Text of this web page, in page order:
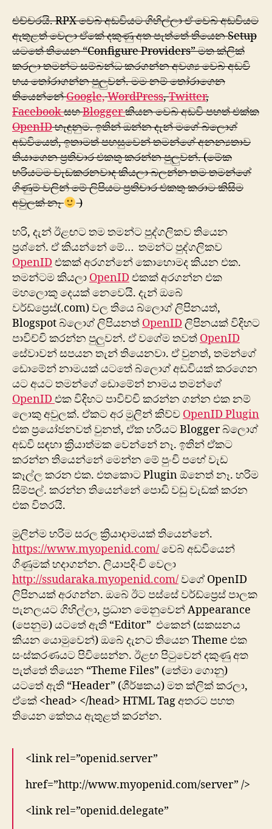
එච්චරයි. RPX වෙබ් අඩවියට ගිහිල්ලා ඒ වෙබ් අඩවියට
ඇතුළත් වෙලා ඒකේ දකුණු අත පැත්තේ තියෙන Setup
යටතේ තියෙන “Configure Providers” මත ක්ලික්
කරලා තමන්ට සම්බන්ධ කරගන්න අවශ්‍ය වෙබ් අඩවි
හය තෝරාගන්න පුලුවන්. මම නම් තෝරාගෙන
තියෙන්නේGoogle,WordPress,Twitter,
FacebookසහBloggerකියන වෙබ් අඩවි පහත් එක්ක
OpenIDහැඳුනුම. ඉතින් ඔන්න දැන් මගේ බ්ලොග්
අඩවියෙත්, ඉතාමත් පහසුවෙන් තමන්ගේ අනන්‍යතාව
තියාගෙන ප්‍රතිචාර එකතු කරන්න පුලුවන්. (මේක
හරියටම වැඩකරනවාද කියලා බලන්න තම තමන්ගේ
ගිණුම් වලින් මේ ලිපියට ප්‍රතිචාර එකතු කරාට කිසිම
අවුලක් නෑ
)
හරි, දැන් ඊළඟට තම තමන්ට පුද්ගලිකව තියෙන
ප්‍රශ්නේ. ඒ කියන්නේ මේ… තමන්ට පුද්ගලිකව
OpenID එකක් අරගන්නේ කොහොමද කියන එක.
තමන්ටම කියලා OpenID එකක් අරගන්න එක
මහලොකු දෙයක් නෙවෙයි. දැන් ඔබේ
වර්ඩ්ප්‍රෙස්(.com) වල තියෙ බ්ලොග් ලිපිනයත්,
Blogspot බ්ලොග් ලිපියනත් OpenID ලිපිනයක් විදිහට
පාවිච්චි කරන්න පුලුවන්. ඒ ‍වගේම තවත් OpenID
සේවාවන් සපයන තැන් තියෙනවා. ඒ වුනත්, තමන්ගේ
ඩොමේන් නාමයක් යටතේ බ්ලොග් අඩවියක් කරගෙන
යට අයට තමන්ගේ ‍ඩොමේන් නාමය තමන්ගේ
OpenID එක විදිහට පාවිච්චි කරන්න ගන්න එක නම්
‍ලොකු අවුලක්. ඒකට අර මුලින් කිව්ව OpenID Plugin
එක ප්‍රයෝජනවත් වුනත්, ඒක හරියට Blogger බ්ලොග්
අඩවි සඳහා ක්‍රියාත්මක වෙන්නේ නෑ. ඉතින් ඒකට
කරන්න තියෙන්නේ මෙන්න මේ පුංචි පහේ වැඩ
කෑල්ල කරන එක. එතකොට Plugin ඕනෙත් නෑ. හරිම
සිම්පල්. කරන්න තියෙන්නේ පොඩි වඩු වැඩක් කරන
එක විතරයි.
මුලින්ම හරිම සරල ක්‍රියාදාමයක් තියෙන්නේ.
https://www.myopenid.com/වෙබ් අඩවියෙන්
ගිණුමක් හදාගන්න. ලියාපදිංචි වෙලා
http://ssudaraka.myopenid.com/වගේ OpenID
ලිපිනයක් අරගන්න. ඔබේ ඊට පස්සේ වර්ඩ්ප්‍රෙස් පාලක
පැනලයට ගිහිල්ලා, ප්‍රධාන මෙනුවෙන් Appearance
(පෙනුම) යටතේ ඇති “Editor” එකෙන් (සකසනය
කියන ‍යොමුවෙන්) ඔබේ දැනට තියෙන Theme එක
සංස්කරණයට පිවිසෙන්න. ඊළඟ පිටුවෙන් දකුණු අත
පැත්තේ තියෙන “Theme Files” (තේමා ගොනු)
යටතේ ඇති “Header” (ශීර්ෂකය) මත ක්ලික් කරලා,
ඒකේ <head> </head> HTML Tag අතරට පහත
තියෙන කේතය ඇතුළත් කරන්න.
<link rel=”openid.server”
href=”http://www.myopenid.com/server” />
<link rel=”openid.delegate”